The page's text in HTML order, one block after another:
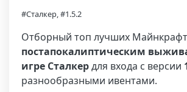
#Сталкер, #1.5.2
Отборный топ лучших
постапокалиптическим
игре Сталкердля входа с версии
разнообразными ивентами.